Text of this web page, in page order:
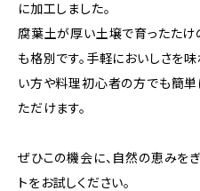
に加工しました。
腐葉土が厚い土壌で育ったたけ
も格別です。手軽においしさを
い方や料理初心者の方でも簡
ただけます。
ぜひこの機会に、自然の恵みを
トをお試しください。